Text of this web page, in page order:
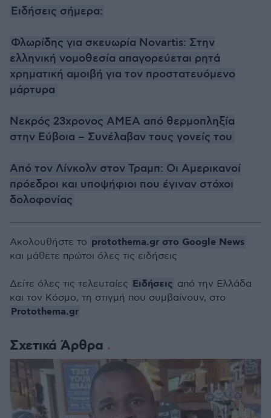
Ειδήσεις σήμερα:
Φλωρίδης για σκευωρία Novartis: Στην
ελληνική νομοθεσία απαγορεύεται ρητά
χρηματική αμοιβή για τον προστατευόμενο
μάρτυρα
Νεκρός 23χρονος ΑΜΕΑ από θερμοπληξία
στην Εύβοια – Συνέλαβαν τους γονείς του
Από τον Λίνκολν στον Τραμπ: Οι Αμερικανοί
πρόεδροι και υποψήφιοι που έγιναν στόχοι
δολοφονίας
Σχετικά Άρθρα
Ακολουθήστε το protothema.gr στο Google News
και μάθετε πρώτοι όλες τις ειδήσεις
Δείτε όλες τις τελευταίες Ειδήσεις από την Ελλάδα
και τον Κόσμο, τη στιγμή που συμβαίνουν, στο
Protothema.gr